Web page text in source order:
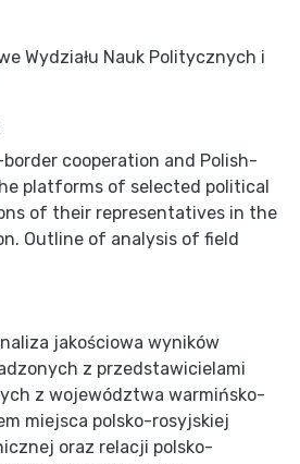
Wydziału Nauk Politycznych i
cooperation and Polish-
platforms of selected political
of their representatives in the
Outline of analysis of field
jakościowa wyników
z przedstawicielami
z województwa warmińsko-
miejsca polsko-rosyjskiej
oraz relacji polsko-